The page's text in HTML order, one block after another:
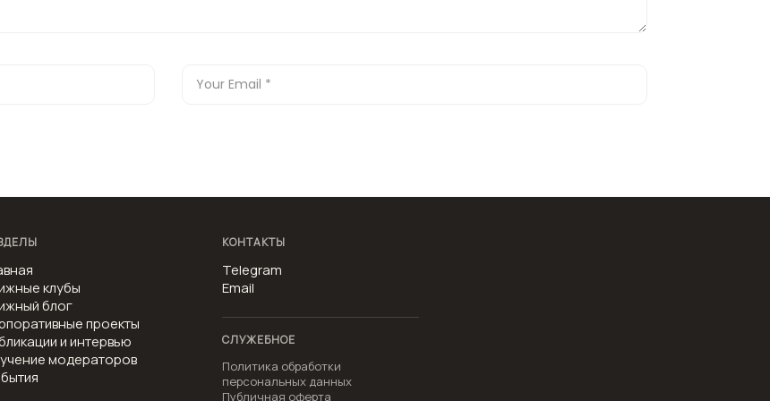
клубы
блог
проекты
и интервью
модераторов
КОНТАКТЫ
Telegram
Email
СЛУЖЕБНОЕ
Политика обработки
персональных данных
Публичная оферта